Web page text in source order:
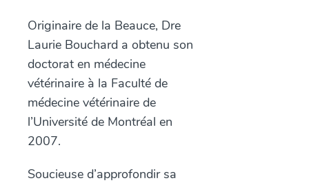
Originaire de la Beauce, Dre
Laurie Bouchard a obtenu son
doctorat en médecine
vétérinaire à la Faculté de
médecine vétérinaire de
l’Université de Montréal en
2007.
Soucieuse d’approfondir sa